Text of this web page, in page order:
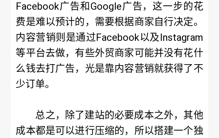
Facebook广告和Google广告，这一步的花
费是难以预计的，需要根据商家自行决定。
内容营销则是通过Facebook以及Instagram
等平台去做，有些外贸商家可能并没有花什
么钱去打广告，光是靠内容营销就获得了不
少订单。
总之，除了建站的必要成本之外，其他
成本都是可以进行压缩的，所以搭建一个独